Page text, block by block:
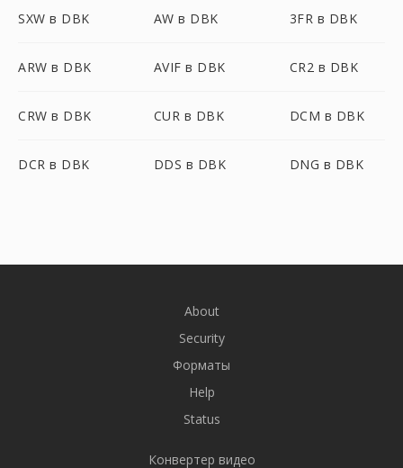
SXW в DBK AW в DBK 3FR в DBK
ARW в DBK AVIF в DBK CR2 в DBK
CRW в DBK CUR в DBK DCM в DBK
DCR в DBK DDS в DBK DNG в DBK
About
Security
Форматы
Help
Status
Конвертер видео